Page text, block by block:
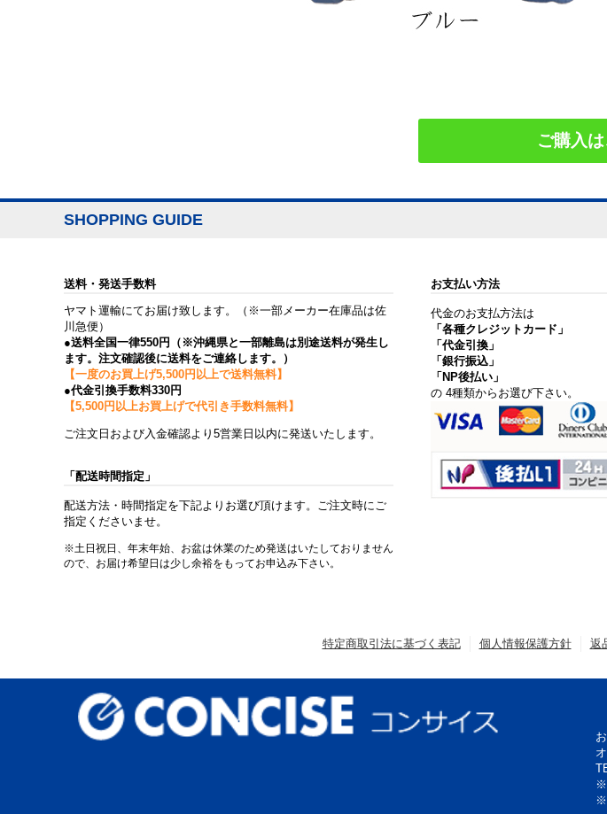
ご購入
SHOPPING GUIDE
送料・発送手数料
ヤマト運輸にてお届け致します。（※一部メーカー在庫品は佐
川急便）
●送料全国一律550円（※沖縄県と一部離島は別途送料が発生し
ます。注文確認後に送料をご連絡します。）
【一度のお買上げ5,500円以上で送料無料】
●代金引換手数料330円
【5,500円以上お買上げで代引き手数料無料】
ご注文日および入金確認より5営業日以内に発送いたします。
「配送時間指定」
配送方法・時間指定を下記よりお選び頂けます。ご注文時にご
指定くださいませ。
※土日祝日、年末年始、お盆は休業のため発送はいたしておりません
ので、お届け希望日は少し余裕をもってお申込み下さい。
お支払い方法
代金のお支払方法は
「各種クレジットカード」
「代金引換」
「銀行振込」
「NP後払い」
の 4種類からお選び下さい。
特定商取引法に基づく表記 個人情報保護方針 返
※
※